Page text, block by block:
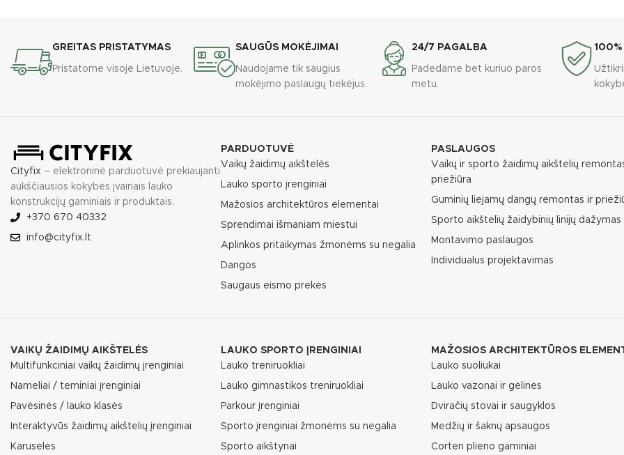
GREITAS PRISTATYMAS
Pristatome visoje Lietuvoje.
SAUGŪS MOKĖJIMAI
Naudojame tik saugius
mokėjimo paslaugų tiekėjus.
24/7 PAGALBA
Padedame bet kuriuo paros
metu.
100%
Cityfix – elektroninė parduotuvė prekiaujanti
aukščiausios kokybės įvairiais lauko
konstrukcijų gaminiais ir produktais.
+370 670 40332
info@cityfix.lt
PARDUOTUVĖ
Vaikų žaidimų aikštelės
Lauko sporto įrenginiai
Mažosios architektūros elementai
Sprendimai išmaniam miestui
Aplinkos pritaikymas žmonėms su negalia
Dangos
Saugaus eismo prekės
PASLAUGOS
Vaikų ir sporto žaidimų aikštelių
priežiūra
Guminių liejamų dangų remontas ir
Sporto aikštelių žaidybinių linijų dažymas
Montavimo paslaugos
Individualus projektavimas
VAIKŲ ŽAIDIMŲ AIKŠTELĖS
Multifunkciniai vaikų žaidimų įrenginiai
Nameliai / teminiai įrenginiai
Pavėsinės / lauko klasės
Interaktyvūs žaidimų aikštelių įrenginiai
Karuselės
LAUKO SPORTO ĮRENGINIAI
Lauko treniruokliai
Lauko gimnastikos treniruokliai
Parkour įrenginiai
Sporto įrenginiai žmonėms su negalia
Sporto aikštynai
MAŽOSIOS ARCHITEKTŪROS
Lauko suoliukai
Lauko vazonai ir gėlinės
Dviračių stovai ir saugyklos
Medžių ir šaknų apsaugos
Corten plieno gaminiai